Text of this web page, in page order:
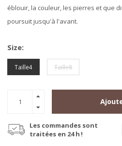
éblouir, la couleur, les pierres et que
poursuit jusqu'à l'avant.
Size:
Taille4 Taille8
Les commandes sont
traitées en 24 h !